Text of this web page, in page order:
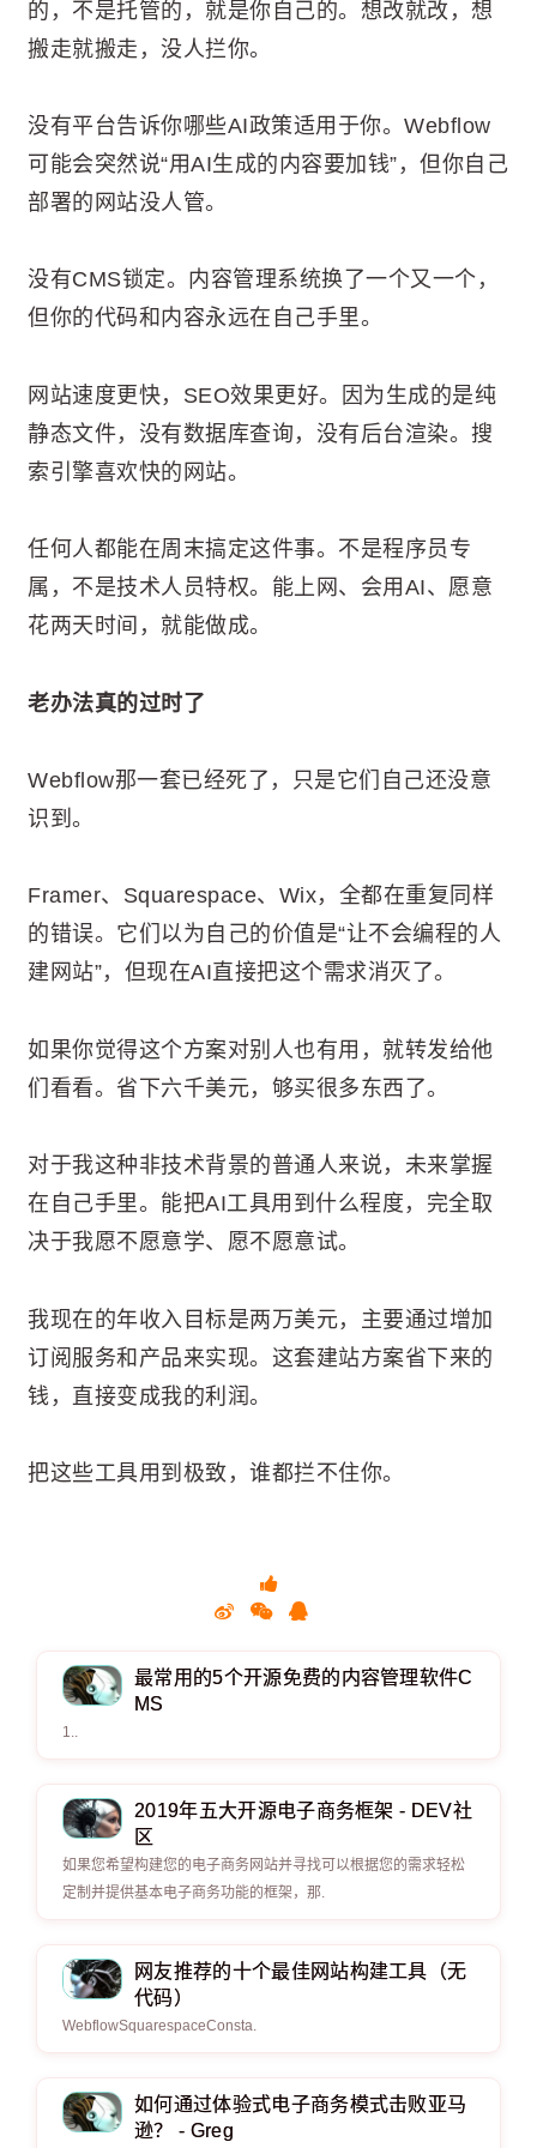
的，不是托管的，就是你自己的。想改就改，想
搬走就搬走，没人拦你。
没有平台告诉你哪些AI政策适用于你。Webflow
可能会突然说“用AI生成的内容要加钱”，但你自己
部署的网站没人管。
没有CMS锁定。内容管理系统换了一个又一个，
但你的代码和内容永远在自己手里。
网站速度更快，SEO效果更好。因为生成的是纯
静态文件，没有数据库查询，没有后台渲染。搜
索引擎喜欢快的网站。
任何人都能在周末搞定这件事。不是程序员专
属，不是技术人员特权。能上网、会用AI、愿意
花两天时间，就能做成。
老办法真的过时了
Webflow那一套已经死了，只是它们自己还没意
识到。
Framer、Squarespace、Wix，全都在重复同样
的错误。它们以为自己的价值是“让不会编程的人
建网站”，但现在AI直接把这个需求消灭了。
如果你觉得这个方案对别人也有用，就转发给他
们看看。省下六千美元，够买很多东西了。
对于我这种非技术背景的普通人来说，未来掌握
在自己手里。能把AI工具用到什么程度，完全取
决于我愿不愿意学、愿不愿意试。
我现在的年收入目标是两万美元，主要通过增加
订阅服务和产品来实现。这套建站方案省下来的
钱，直接变成我的利润。
把这些工具用到极致，谁都拦不住你。
最常用的5个开源免费的内容管理软件C
MS
1..
2019年五大开源电子商务框架 - DEV社
区
如果您希望构建您的电子商务网站并寻找可以根据您的需求轻松
定制并提供基本电子商务功能的框架，那.
网友推荐的十个最佳网站构建工具（无
代码）
WebflowSquarespaceConsta.
如何通过体验式电子商务模式击败亚马
逊？ - Greg